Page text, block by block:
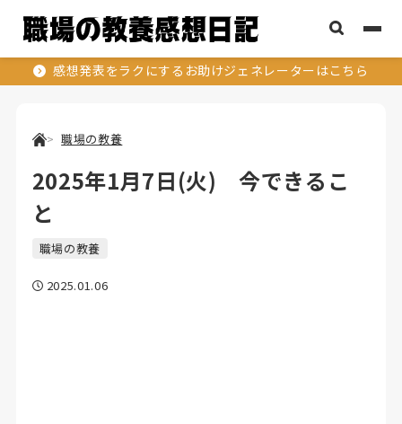
感想発表をラクにするお助けジェネレーターはこちら
職場の教養
2025年1月7日(火) 今できるこ
と
職場の教養
2025.01.06